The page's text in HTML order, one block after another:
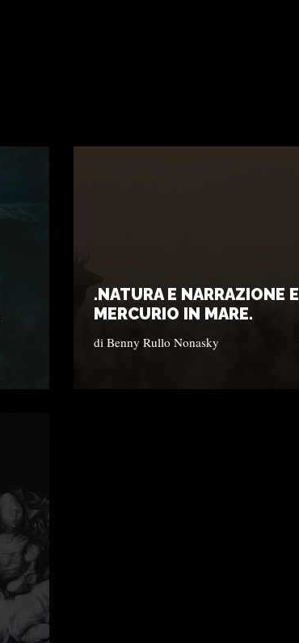
.NATURA E NARRAZIONE E
MERCURIO IN MARE.
di Benny Rullo Nonasky